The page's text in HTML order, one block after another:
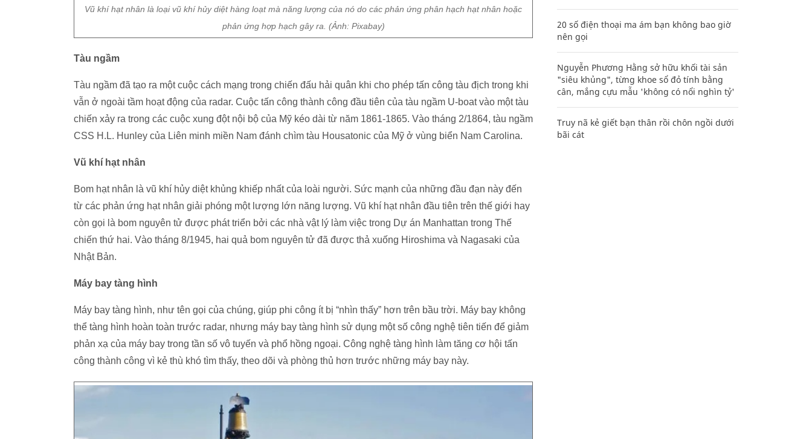
Vũ khí hạt nhân là loại vũ khí hủy diệt hàng loạt mà năng lượng của nó do các phản ứng phân hạch hạt nhân hoặc
phản ứng hợp hạch gây ra. (Ảnh: Pixabay)
Tàu ngầm
Tàu ngầm đã tạo ra một cuộc cách mạng trong chiến đấu hải quân khi cho phép tấn công tàu địch trong khi
vẫn ở ngoài tầm hoạt động của radar. Cuộc tấn công thành công đầu tiên của tàu ngầm U-boat vào một tàu
chiến xảy ra trong các cuộc xung đột nội bộ của Mỹ kéo dài từ năm 1861-1865. Vào tháng 2/1864, tàu ngầm
CSS H.L. Hunley của Liên minh miền Nam đánh chìm tàu ​​Housatonic của Mỹ ở vùng biển Nam Carolina.
Vũ khí hạt nhân
Bom hạt nhân là vũ khí hủy diệt khủng khiếp nhất của loài người. Sức mạnh của những đầu đạn này đến
từ các phản ứng hạt nhân giải phóng một lượng lớn năng lượng. Vũ khí hạt nhân đầu tiên trên thế giới hay
còn gọi là bom nguyên tử được phát triển bởi các nhà vật lý làm việc trong Dự án Manhattan trong Thế
chiến thứ hai. Vào tháng 8/1945, hai quả bom nguyên tử đã được thả xuống Hiroshima và Nagasaki của
Nhật Bản.
Máy bay tàng hình
Máy bay tàng hình, như tên gọi của chúng, giúp phi công ít bị “nhìn thấy” hơn trên bầu trời. Máy bay không
thể tàng hình hoàn toàn trước radar, nhưng máy bay tàng hình sử dụng một số công nghệ tiên tiến để giảm
phản xạ của máy bay trong tần số vô tuyến và phổ hồng ngoại. Công nghệ tàng hình làm tăng cơ hội tấn
công thành công vì kẻ thù khó tìm thấy, theo dõi và phòng thủ hơn trước những máy bay này.
20 số điện thoại ma ám bạn không bao giờ
nên gọi
Nguyễn Phương Hằng sở hữu khối tài sản
"siêu khủng", từng khoe sổ đỏ tính bằng
cân, mắng cựu mẫu 'không có nổi nghìn tỷ'
Truy nã kẻ giết bạn thân rồi chôn ngồi dưới
bãi cát